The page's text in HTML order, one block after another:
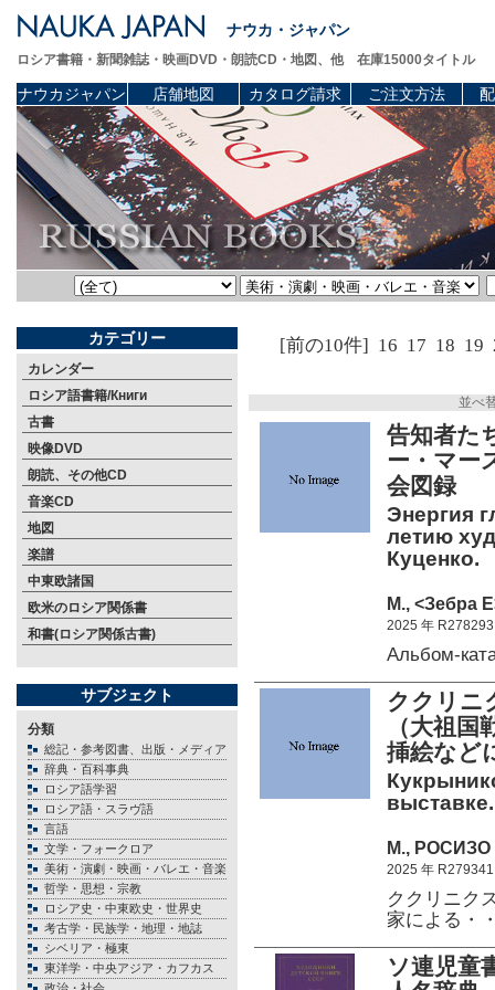
ナウカ・ジャパン
ロシア書籍・新聞雑誌・映画DVD・朗読CD・地図、他 在庫15000タイトル
ナウカジャパン 店舗地図 カタログ請求 ご注文方法
カテゴリー
カレンダー
ロシア語書籍/Книги
古書
映像DVD
朗読、その他CD
音楽CD
地図
楽譜
中東欧諸国
欧米のロシア関係書
和書(ロシア関係古書)
サブジェクト
分類
総記・参考図書、出版・メディア
辞典・百科事典
ロシア語学習
ロシア語・スラヴ語
言語
文学・フォークロア
美術・演劇・映画・バレエ・音楽
哲学・思想・宗教
ロシア史・中東欧史・世界史
考古学・民族学・地理・地誌
シベリア・極東
東洋学・中央アジア・カフカス
[前の10件] 16 17 18 19
並べ
告知者た
ー・マー
会図録
Энергия
летию
Куценко.
М., <Зебра
2025 年 R278293
Альбом-
ククリニ
（大祖
挿絵な
выставке.
М., РОСИЗО
2025 年 R279341
ククリニク
家による・
ソ連児